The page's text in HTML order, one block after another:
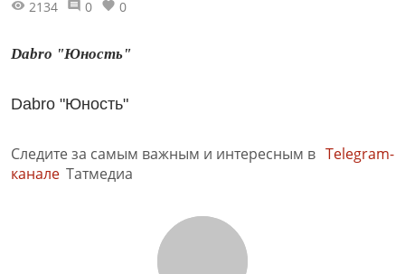
2134 0 0
Dabro "Юность"
Dabro "Юность"
Следите за самым важным и интересным в Telegram-
канале Татмедиа